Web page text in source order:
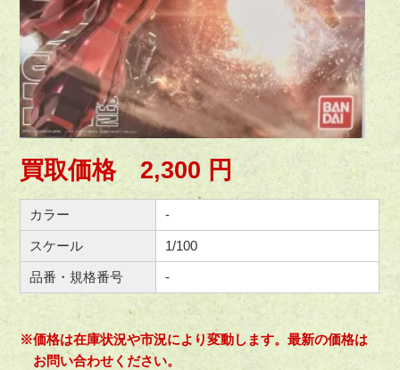
買取価格 2,300 円
カラー -
スケール 1/100
品番・規格番号 -
※価格は在庫状況や市況により変動します。最新の価格は
お問い合わせください。